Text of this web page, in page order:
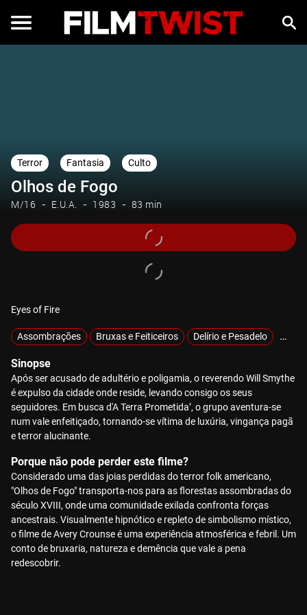
Terror Fantasia Culto
Olhos de Fogo
M/16 E.U.A. 1983 83 min
Eyes of Fire
Assombrações Bruxas e Feiticeiros Delírio e Pesadelo
Sinopse
Após ser acusado de adultério e poligamia, o reverendo Will Smythe
é expulso da cidade onde reside, levando consigo os seus
seguidores. Em busca d'A Terra Prometida’, o grupo aventura-se
num vale enfeitiçado, tornando-se vítima de luxúria, vingança pagã
e terror alucinante.
Porque não pode perder este filme?
Considerado uma das joias perdidas do terror folk americano,
"Olhos de Fogo" transporta-nos para as florestas assombradas do
século XVIII, onde uma comunidade exilada confronta forças
ancestrais. Visualmente hipnótico e repleto de simbolismo místico,
o filme de Avery Crounse é uma experiência atmosférica e febril. Um
conto de bruxaria, natureza e demência que vale a pena
redescobrir.